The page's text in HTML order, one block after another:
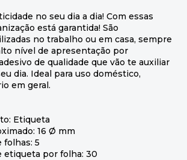
no seu dia a dia! Com essas
está garantida! São
no trabalho ou em casa, sempre
nível de apresentação por
de qualidade que vão te auxiliar
dia. Ideal para uso doméstico,
em geral.
Etiqueta
16 Ø mm
folhas: 5
etiqueta por folha: 30